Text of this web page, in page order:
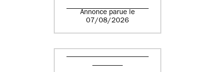
Annonce parue le
07/08/2026